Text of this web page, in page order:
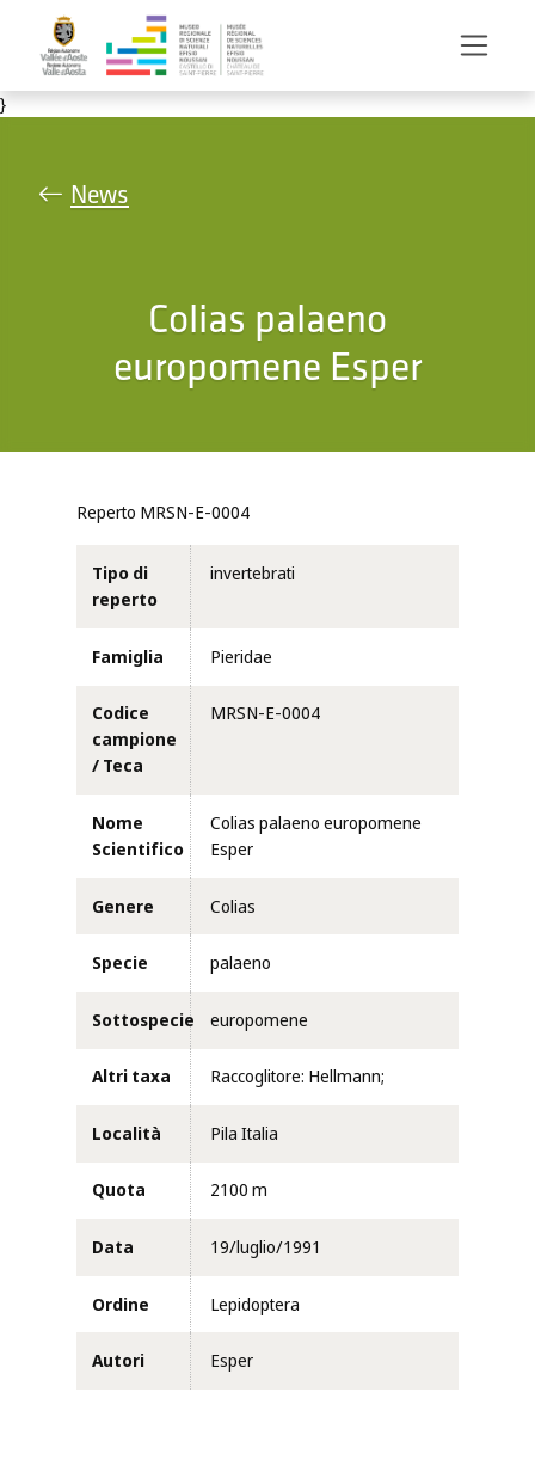
Salta al contenuto principale
}
News
Colias palaeno
europomene Esper
Reperto MRSN-E-0004
Tipo di
reperto
invertebrati
Famiglia Pieridae
Codice
campione
/ Teca
MRSN-E-0004
Nome
Scientifico
Colias palaeno europomene
Esper
Genere Colias
Specie palaeno
Sottospecie europomene
Altri taxa Raccoglitore: Hellmann;
Località Pila Italia
Quota 2100 m
Data 19/luglio/1991
Ordine Lepidoptera
Autori Esper